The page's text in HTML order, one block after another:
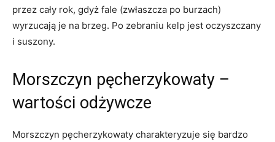
przez cały rok, gdyż fale (zwłaszcza po burzach)
wyrzucają je na brzeg. Po zebraniu kelp jest oczyszczany
i suszony.
Morszczyn pęcherzykowaty –
wartości odżywcze
Morszczyn pęcherzykowaty charakteryzuje się bardzo